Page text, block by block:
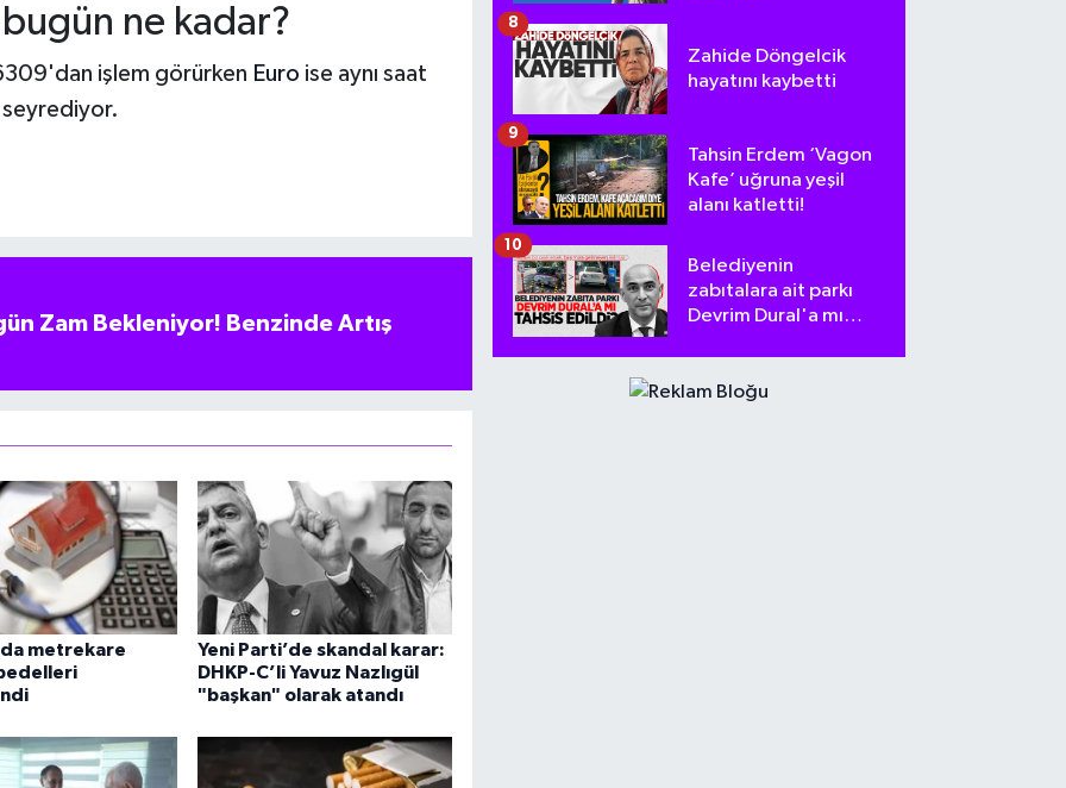
ne kadar?
işlem görürken Euro ise aynı saat
Zam Bekleniyor! Benzinde Artış
metrekare
Yeni Parti’de skandal karar:
DHKP-C’li Yavuz Nazlıgül
"başkan" olarak atandı
Zahide Döngelcik
hayatını kaybetti
8
Tahsin Erdem ‘Vagon
Kafe’ uğruna yeşil
alanı katletti!
9
Belediyenin
zabıtalara ait parkı
Devrim Dural'a mı
10